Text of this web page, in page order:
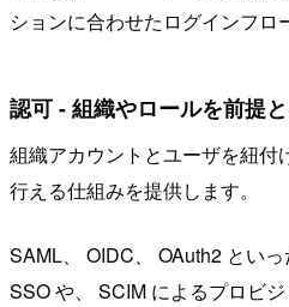
ションに合わせたログインフロ
認可 - 組織やロールを前提
組織アカウントとユーザを紐付
行える仕組みを提供します。
SAML、 OIDC、 OAuth2 とい
SSO や、 SCIM によるプロビ